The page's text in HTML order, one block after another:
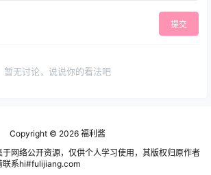
提交
暂无讨论，说说你的看法吧
Copyright © 2026 福利酱
网络公开资源，仅供个人学习使用，其版权归原作者
联系hi#fulijiang.com